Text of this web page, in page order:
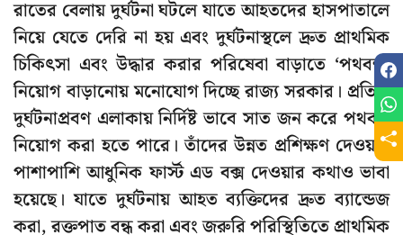
রাতের বেলায় দুর্ঘটনা ঘটলে যাতে আহতদের হাসপাতালে
নিয়ে যেতে দেরি না হয় এবং দুর্ঘটনাস্থলে দ্রুত প্রাথমিক
চিকিৎসা এবং উদ্ধার করার পরিষেবা বাড়াতে ‘পথবন্ধু’
নিয়োগ বাড়ানোয় মনোযোগ দিচ্ছে রাজ্য সরকার। প্রতিটি
দুর্ঘটনাপ্রবণ এলাকায় নির্দিষ্ট ভাবে সাত জন করে পথবন্ধু
নিয়োগ করা হতে পারে। তাঁদের উন্নত প্রশিক্ষণ দেওয়ার
পাশাপাশি আধুনিক ফার্স্ট এড বক্স দেওয়ার কথাও ভাবা
হয়েছে। যাতে দুর্ঘটনায় আহত ব্যক্তিদের দ্রুত ব্যান্ডেজ
করা, রক্তপাত বন্ধ করা এবং জরুরি পরিস্থিতিতে প্রাথমিক